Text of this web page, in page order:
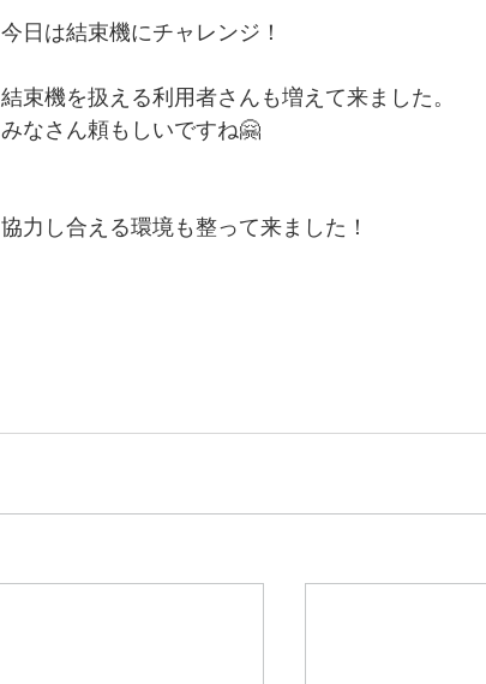
今日は結束機にチャレンジ！
結束機を扱える利用者さんも増えて来ました。
みなさん頼もしいですね🤗
協力し合える環境も整って来ました！